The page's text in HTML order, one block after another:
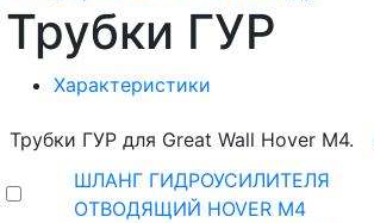
Трубки ГУР
Характеристики
Трубки ГУР для Great Wall Hover M4.
ШЛАНГ ГИДРОУСИЛИТЕЛЯ
ОТВОДЯЩИЙ HOVER M4